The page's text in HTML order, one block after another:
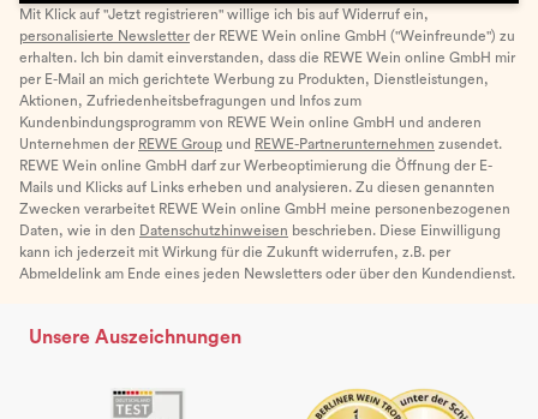
Mit Klick auf "Jetzt registrieren" willige ich bis auf Widerruf ein,
personalisierte Newsletter der REWE Wein online GmbH ("Weinfreunde") zu
erhalten. Ich bin damit einverstanden, dass die REWE Wein online GmbH mir
per E-Mail an mich gerichtete Werbung zu Produkten, Dienstleistungen,
Aktionen, Zufriedenheitsbefragungen und Infos zum
Kundenbindungsprogramm von REWE Wein online GmbH und anderen
Unternehmen der REWE Group und REWE-Partnerunternehmen zusendet.
REWE Wein online GmbH darf zur Werbeoptimierung die Öffnung der E-
Mails und Klicks auf Links erheben und analysieren. Zu diesen genannten
Zwecken verarbeitet REWE Wein online GmbH meine personenbezogenen
Daten, wie in den Datenschutzhinweisen beschrieben. Diese Einwilligung
kann ich jederzeit mit Wirkung für die Zukunft widerrufen, z.B. per
Abmeldelink am Ende eines jeden Newsletters oder über den Kundendienst.
Unsere Auszeichnungen